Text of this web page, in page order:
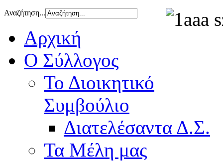
Αναζήτηση...
Αρχική
Ο Σύλλογος
Το Διοικητικό
Συμβούλιο
Διατελέσαντα Δ.Σ.
Τα Μέλη μας